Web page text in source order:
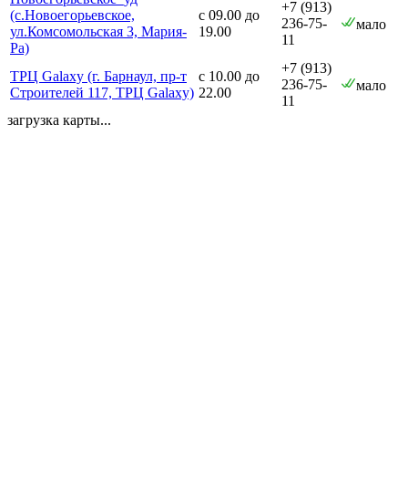
(с.Новоегорьевское,
ул.Комсомольская 3, Мария-
Ра)
с 09.00 до
19.00
+7 (913)
236-75-
11
мало
ТРЦ Galaxy (г. Барнаул, пр-т
Строителей 117, ТРЦ Galaxy)
с 10.00 до
22.00
+7 (913)
236-75-
11
мало
загрузка карты...